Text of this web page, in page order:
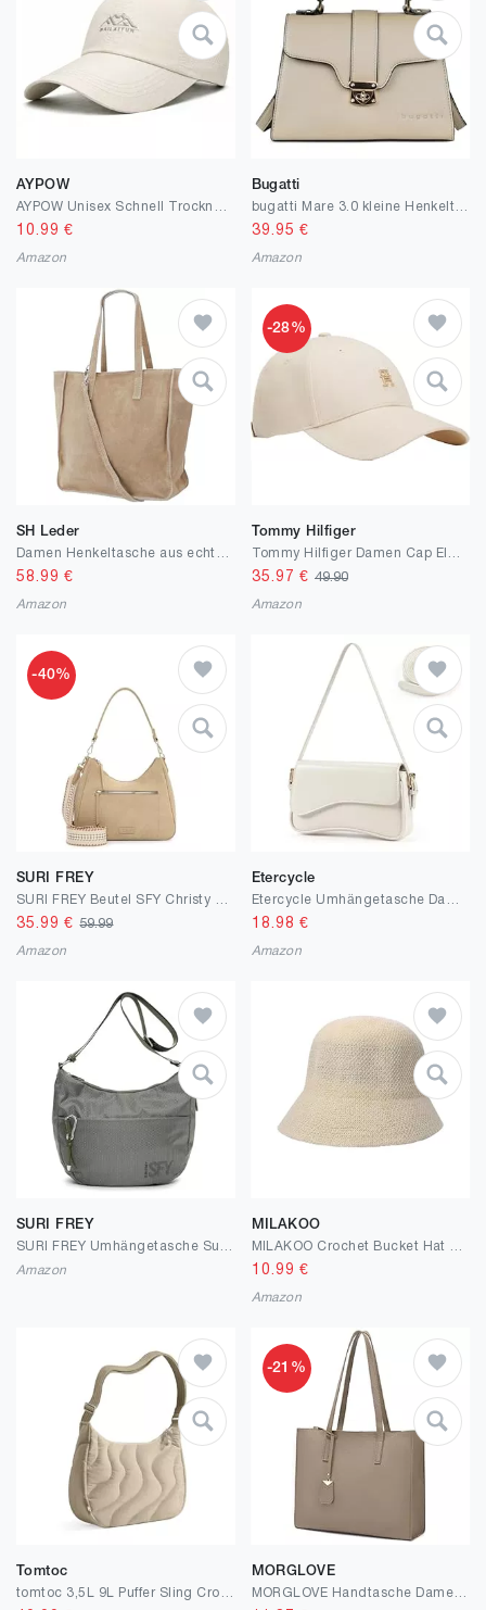
AYPOW
10.99 €
Amazon
Bugatti
39.95 €
Amazon
SH Leder
58.99 €
Amazon
-28%
Tommy Hilfiger
35.97 € 49.90
Amazon
-40%
SURI FREY
35.99 €59.99
Amazon
Etercycle
18.98 €
Amazon
SURI FREY
Amazon
MILAKOO
10.99 €
Amazon
Tomtoc
-21%
MORGLOVE